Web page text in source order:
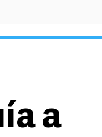
a